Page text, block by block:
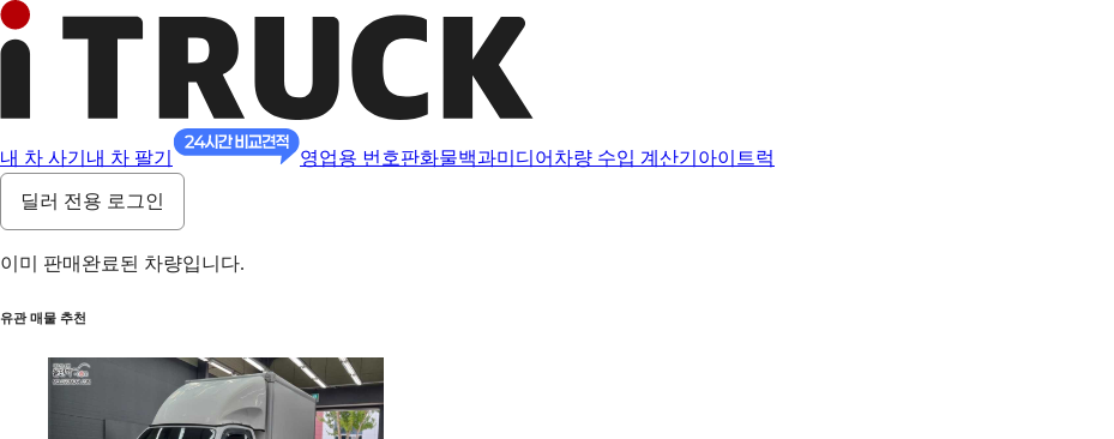
내 차 사기 내 차 팔기 영업용 번호판화물백과미디어 차량 수입 계산기 아이트럭
딜러 전용 로그인
이미 판매완료된 차량입니다.
유관 매물 추천